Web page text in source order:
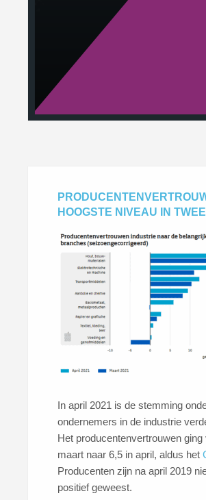
HOOGSTE NIVEAU IN
In april 2021 is de stemming
ondernemers in de industrie
Het producentenvertrouwen ging
maart naar 6,5 in april, aldus het
Producenten zijn na april 2019
positief geweest.